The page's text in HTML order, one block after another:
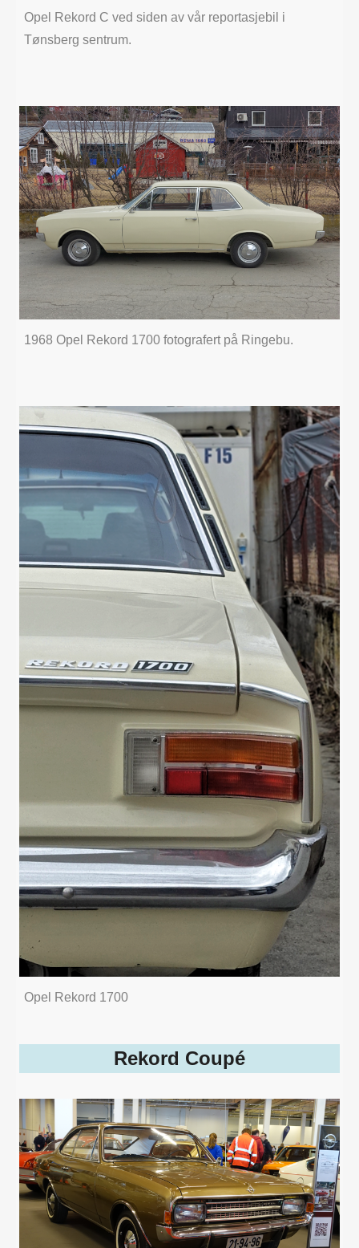
Opel Rekord C ved siden av vår reportasjebil i
Tønsberg sentrum.
1968 Opel Rekord 1700 fotografert på Ringebu.
Opel Rekord 1700
Rekord Coupé